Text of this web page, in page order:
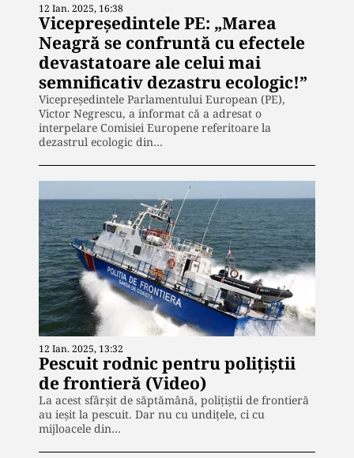
12 Ian. 2025, 16:38
Vicepreședintele PE: „Marea
Neagră se confruntă cu efectele
devastatoare ale celui mai
semnificativ dezastru ecologic!”
Vicepreședintele Parlamentului European (PE),
Victor Negrescu, a informat că a adresat o
interpelare Comisiei Europene referitoare la
dezastrul ecologic din…
12 Ian. 2025, 13:32
Pescuit rodnic pentru polițiștii
de frontieră (Video)
La acest sfârșit de săptămână, polițiștii de frontieră
au ieșit la pescuit. Dar nu cu undițele, ci cu
mijloacele din…